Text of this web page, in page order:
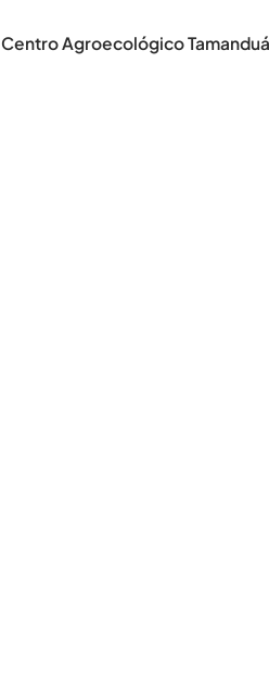
Centro Agroecológico Tamanduá